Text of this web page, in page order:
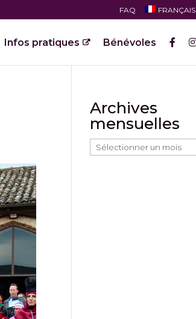
FAQ FRANÇAIS
Infos pratiques Bénévoles
Archives
mensuelles
Archives